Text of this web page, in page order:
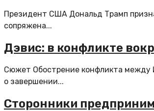
Президент США Дональд Трамп
сопряжена...
Дэвис: в конфликте
Сюжет Обострение конфликта между
о завершении...
Сторонники